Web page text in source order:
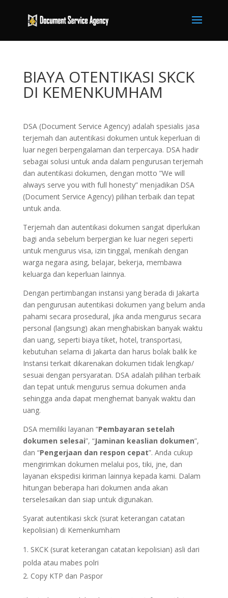
BIAYA OTENTIKASI SKCK
DI KEMENKUMHAM
DSA (Document Service Agency) adalah spesialis jasa
terjemah dan autentikasi dokumen untuk keperluan di
luar negeri berpengalaman dan terpercaya. DSA hadir
sebagai solusi untuk anda dalam pengurusan terjemah
dan autentikasi dokumen, dengan motto ”We will
always serve you with full honesty” menjadikan DSA
(Document Service Agency) pilihan terbaik dan tepat
untuk anda.
Terjemah dan autentikasi dokumen sangat diperlukan
bagi anda sebelum berpergian ke luar negeri seperti
untuk mengurus visa, izin tinggal, menikah dengan
warga negara asing, belajar, bekerja, membawa
keluarga dan keperluan lainnya.
Dengan pertimbangan instansi yang berada di Jakarta
dan pengurusan autentikasi dokumen yang belum anda
pahami secara prosedural, jika anda mengurus secara
personal (langsung) akan menghabiskan banyak waktu
dan uang, seperti biaya tiket, hotel, transportasi,
kebutuhan selama di Jakarta dan harus bolak balik ke
Instansi terkait dikarenakan dokumen tidak lengkap/
sesuai dengan persyaratan. DSA adalah pilihan terbaik
dan tepat untuk mengurus semua dokumen anda
sehingga anda dapat menghemat banyak waktu dan
uang.
DSA memiliki layanan “Pembayaran setelah
dokumen selesai”, “Jaminan keaslian dokumen”,
dan “Pengerjaan dan respon cepat”. Anda cukup
mengirimkan dokumen melalui pos, tiki, jne, dan
layanan ekspedisi kiriman lainnya kepada kami. Dalam
hitungan beberapa hari dokumen anda akan
terselesaikan dan siap untuk digunakan.
Syarat autentikasi skck (surat keterangan catatan
kepolisian) di Kemenkumham
SKCK (surat keterangan catatan kepolisian) asli dari
polda atau mabes polri
Copy KTP dan Paspor